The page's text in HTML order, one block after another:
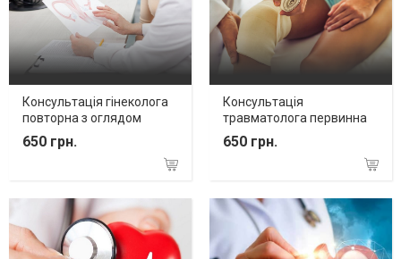
Консультація гінеколога
повторна з оглядом
650 грн.
Консультація
травматолога первинна
650 грн.